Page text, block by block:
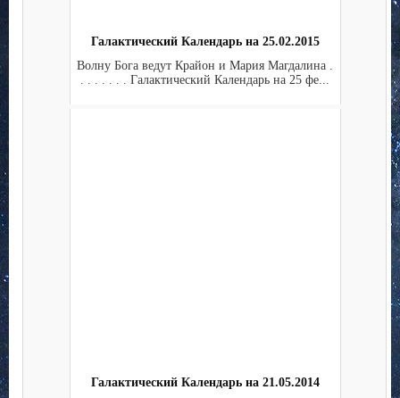
Галактический Календарь на 25.02.2015
Волну Бога ведут Крайон и Мария Магдалина .
. . . . . . . Галактический Календарь на 25 фе...
Галактический Календарь на 21.05.2014